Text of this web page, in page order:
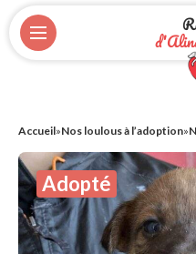
Accueil»Nos loulous à l’adoption»
Adopté